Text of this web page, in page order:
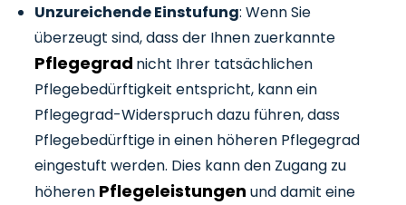
Unzureichende Einstufung: Wenn Sie
überzeugt sind, dass der Ihnen zuerkannte
Pflegegrad nicht Ihrer tatsächlichen
Pflegebedürftigkeit entspricht, kann ein
Pflegegrad-Widerspruch dazu führen, dass
Pflegebedürftige in einen höheren Pflegegrad
eingestuft werden. Dies kann den Zugang zu
höheren Pflegeleistungen und damit eine